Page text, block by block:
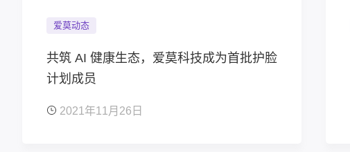
爱莫动态
共筑 AI 健康生态，爱莫科技成为首批护脸
计划成员
2021年11月26日